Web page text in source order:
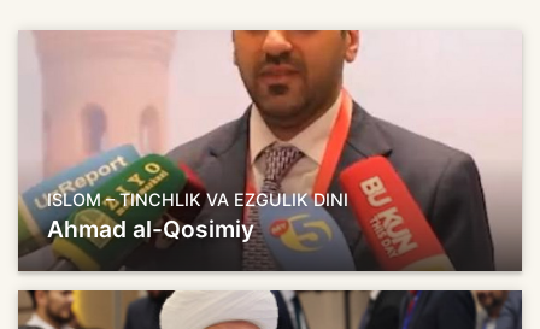
ISLOM – TINCHLIK VA EZGULIK DINI
Ahmad al-Qosimiy